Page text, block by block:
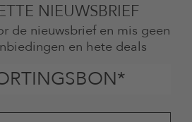
NIEUWSBRIEF
de nieuwsbrief en mis geen
en hete deals